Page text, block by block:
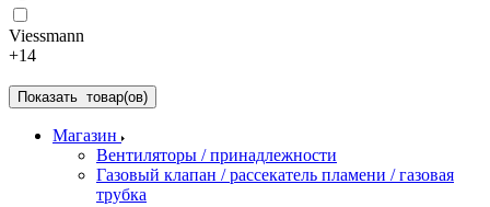
Viessmann
+14
Показать товар(ов)
Магазин
Вентиляторы / принадлежности
Газовый клапан / рассекатель пламени / газовая
трубка